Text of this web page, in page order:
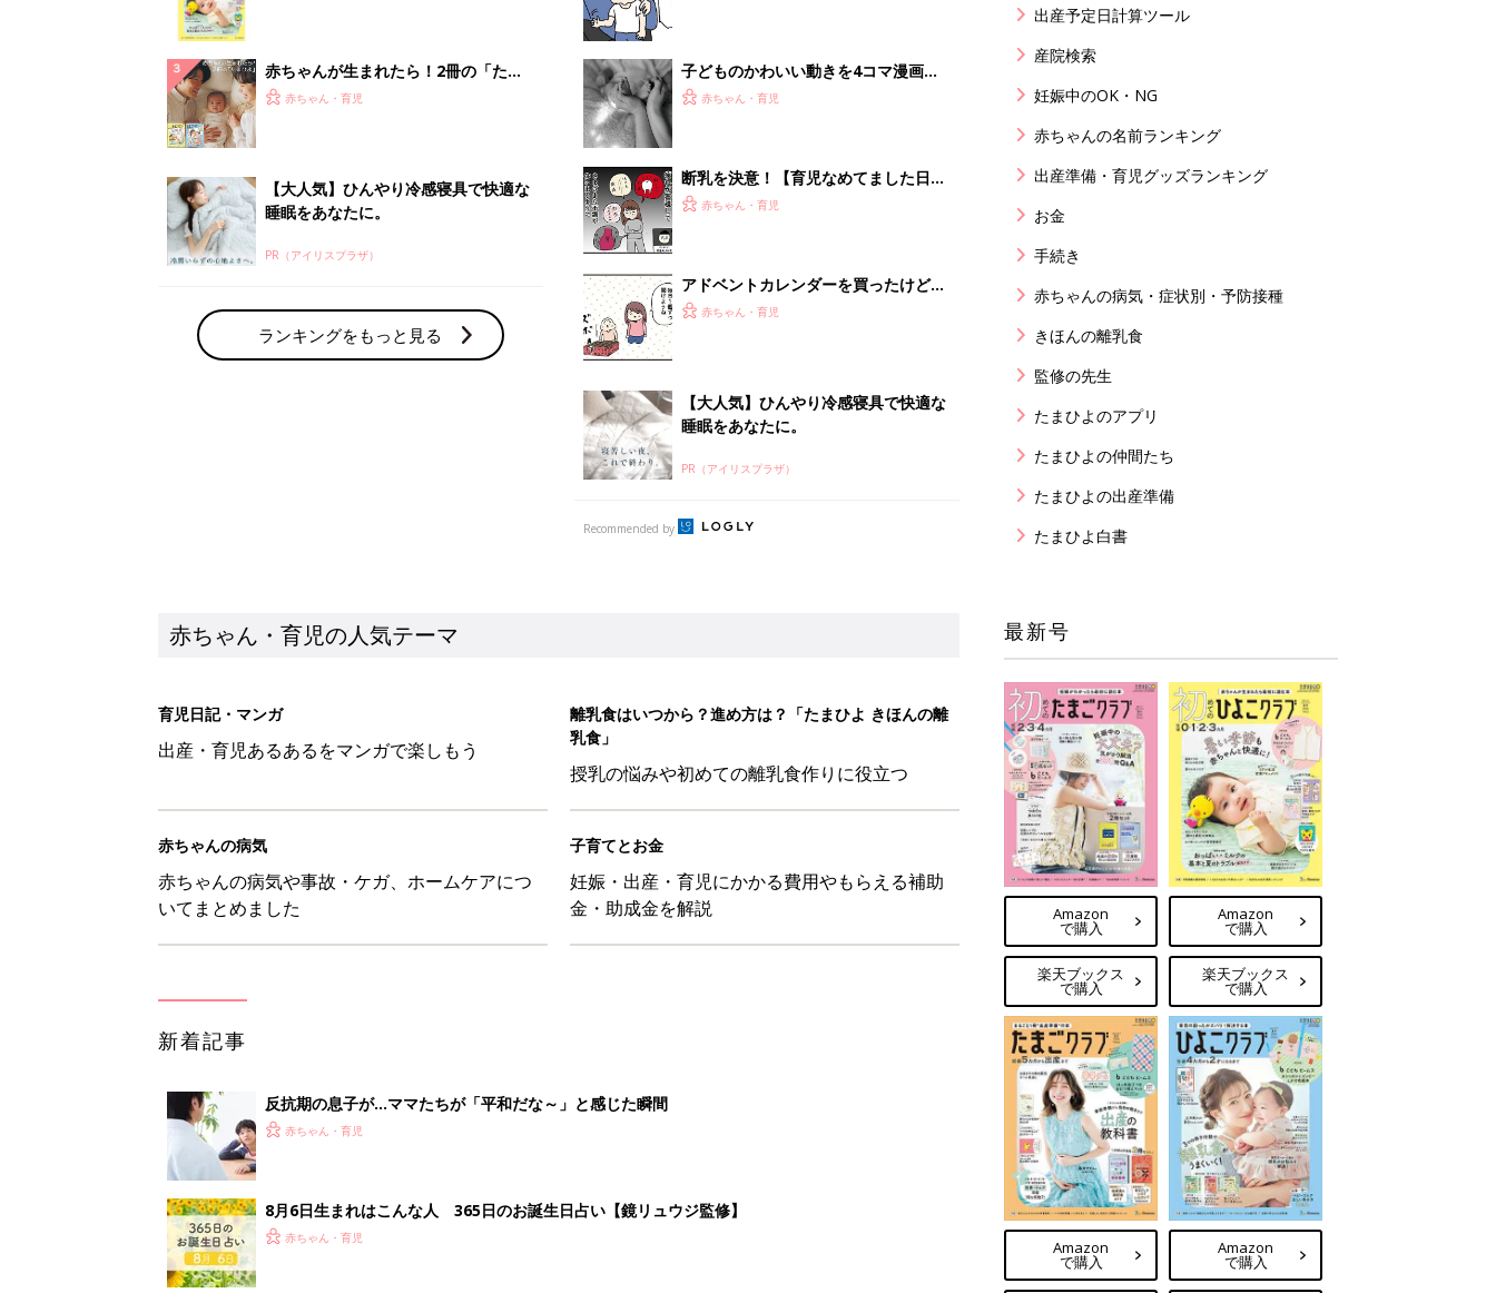
赤ちゃんが生まれたら！2冊の「たま
ひよ」
赤ちゃん・育児
【大人気】ひんやり冷感寝具で快適な
睡眠をあなたに。
PR（アイリスプラザ）
ランキングをもっと見る
子どものかわいい動きを4コマ漫画風
に。ママのための撮影レシピ vol.15
赤ちゃん・育児
断乳を決意！【育児なめてました日記
シーズン2 #77】
赤ちゃん・育児
アドベントカレンダーを買ったけど…
【育児なめてました日記シーズン2
赤ちゃん・育児
【大人気】ひんやり冷感寝具で快適な
睡眠をあなたに。
PR（アイリスプラザ）
Recommended by
赤ちゃん・育児の人気テーマ
育児日記・マンガ
出産・育児あるあるをマンガで楽しもう
離乳食はいつから？進め方は？「たまひよ きほんの離
乳食」
授乳の悩みや初めての離乳食作りに役立つ
赤ちゃんの病気
赤ちゃんの病気や事故・ケガ、ホームケアにつ
いてまとめました
子育てとお金
妊娠・出産・育児にかかる費用やもらえる補助
金・助成金を解説
新着記事
反抗期の息子が...ママたちが「平和だな～」と感じた瞬間
赤ちゃん・育児
8月6日生まれはこんな人 365日のお誕生日占い【鏡リュウジ監修】
赤ちゃん・育児
出産予定日計算ツール
産院検索
妊娠中のOK・NG
赤ちゃんの名前ランキング
出産準備・育児グッズランキング
お金
手続き
赤ちゃんの病気・症状別・予防接種
きほんの離乳食
監修の先生
たまひよのアプリ
たまひよの仲間たち
たまひよの出産準備
たまひよ白書
最新号
Amazon
で購入
楽天ブックス
で購入
Amazon
で購入
楽天ブックス
で購入
Amazon
で購入
Amazon
で購入